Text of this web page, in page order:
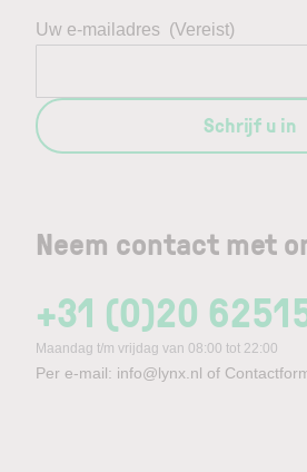
Neem contact met
+31 (0)20
Maandag t/m vrijdag van 08:00 tot 22:00
Per e-mail: info@lynx.nl of
Uw e-mailadres (Vereist)
Schrijf u in